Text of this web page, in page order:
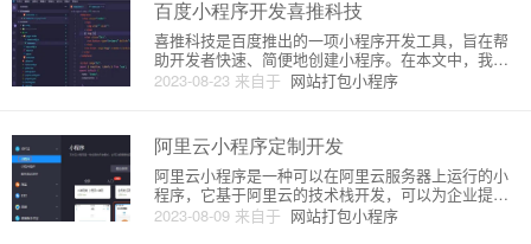
百度小程序开发喜推科技
2023-08-23 来自于 网站打包小程序
喜推科技是百度推出的一项小程序开发工具，旨在帮
助开发者快速、简便地创建小程序。在本文中，我们
将详细介绍喜推科技的原理和功能。喜推科技的原理
基于百度的开放平台，借助百度的技术和资源，为开
过喜推科技进行小程序的创建
阿里云小程序定制开发
2023-08-09 来自于 网站打包小程序
阿里云小程序是一种可以在阿里云服务器上运行的小
程序，它基于阿里云的技术栈开发，可以为企业提供
一个快速、高效、低成本的入口，使得企业可以在小
程序平台上快速搭建属于自己的应用程序，实现全域